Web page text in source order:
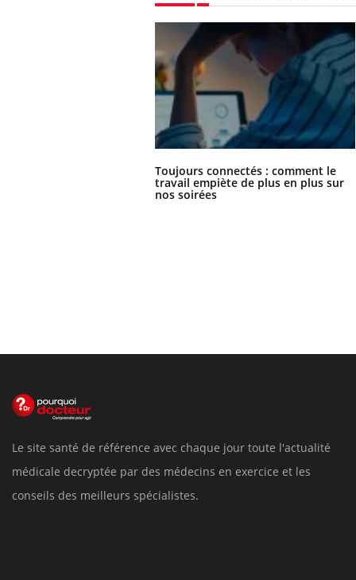
Toujours connectés : comment le
travail empiète de plus en plus sur
nos soirées
Le site santé de référence avec chaque jour toute l'actualité
médicale decryptée par des médecins en exercice et les
conseils des meilleurs spécialistes.